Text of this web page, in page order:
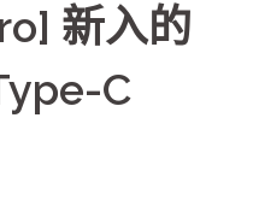
新入的
C